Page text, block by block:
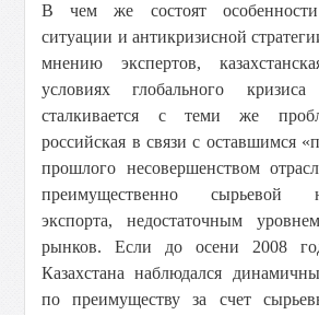
В чем же состоят особенности
ситуации и антикризисной
мнению экспертов,
условиях глобального кризиса
сталкивается с теми же
российская в связи с оставшимся
прошлого несовершенством
преимущественно сырьевой
экспорта, недостаточным
рынков. Если до осени 2008
Казахстана наблюдался
по преимуществу за счет